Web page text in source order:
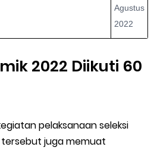
Agustus
2022
2022 Diikuti 60
pelaksanaan seleksi
juga memuat